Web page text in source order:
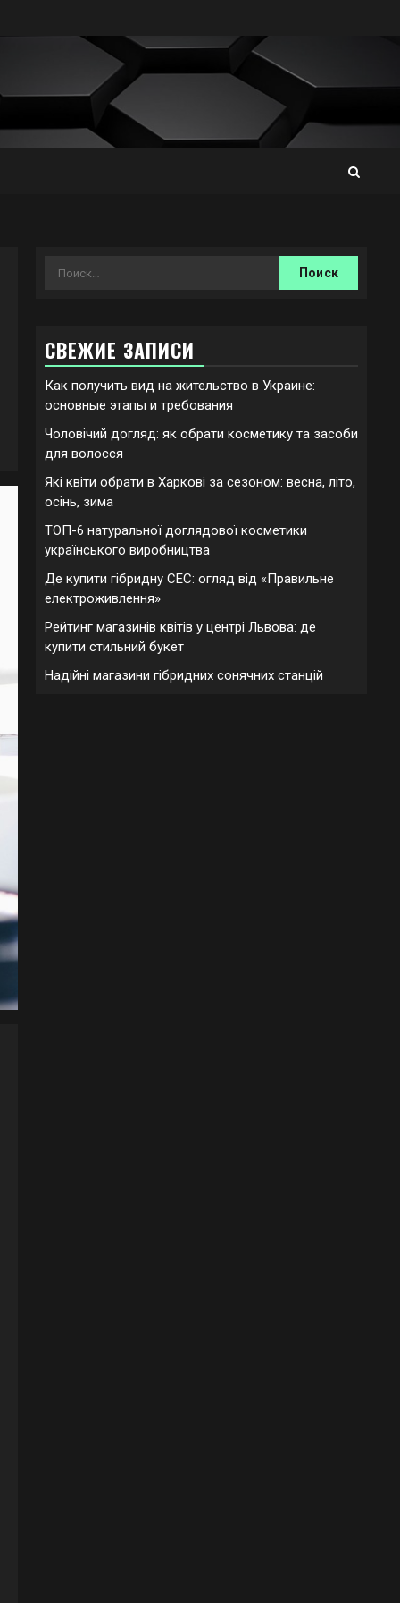
Найти:
СВЕЖИЕ ЗАПИСИ
Как получить вид на жительство в Украине:
основные этапы и требования
Чоловічий догляд: як обрати косметику та засоби
для волосся
Які квіти обрати в Харкові за сезоном: весна, літо,
осінь, зима
ТОП-6 натуральної доглядової косметики
українського виробництва
Де купити гібридну СЕС: огляд від «Правильне
електроживлення»
Рейтинг магазинів квітів у центрі Львова: де
купити стильний букет
Надійні магазини гібридних сонячних станцій